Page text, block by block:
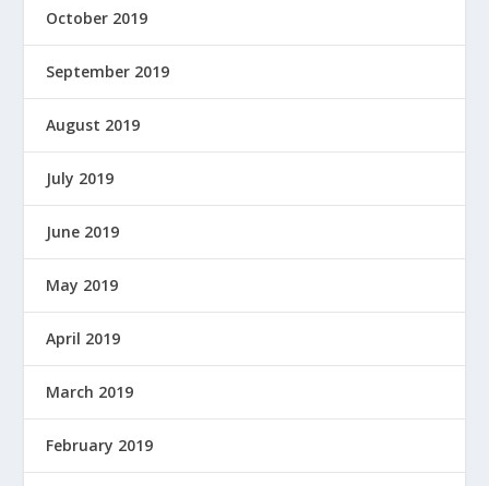
October 2019
September 2019
August 2019
July 2019
June 2019
May 2019
April 2019
March 2019
February 2019